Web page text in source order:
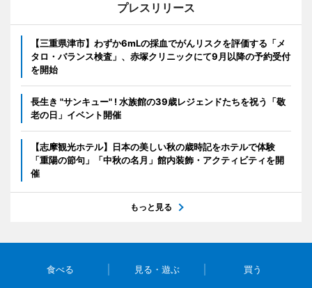
プレスリリース
【三重県津市】わずか6mLの採血でがんリスクを評価する「メ
タロ・バランス検査」、赤塚クリニックにて9月以降の予約受付
を開始
長生き "サンキュー" ! 水族館の39歳レジェンドたちを祝う「敬
老の日」イベント開催
【志摩観光ホテル】日本の美しい秋の歳時記をホテルで体験
「重陽の節句」「中秋の名月」館内装飾・アクティビティを開
催
もっと見る
食べる 見る・遊ぶ 買う